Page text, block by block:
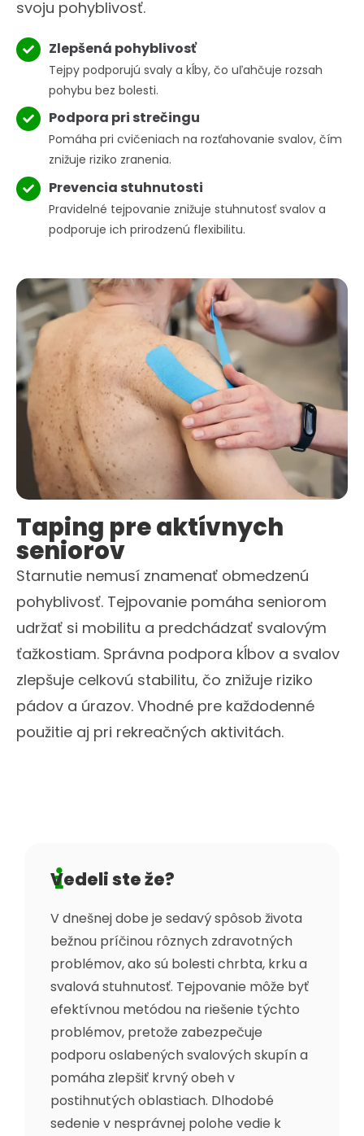
svoju pohyblivosť.
Zlepšená pohyblivosť
Tejpy podporujú svaly a kĺby, čo uľahčuje rozsah
pohybu bez bolesti.
Podpora pri strečingu
Pomáha pri cvičeniach na rozťahovanie svalov, čím
znižuje riziko zranenia.
Prevencia stuhnutosti
Pravidelné tejpovanie znižuje stuhnutosť svalov a
podporuje ich prirodzenú flexibilitu.
Taping pre aktívnych
seniorov
Starnutie nemusí znamenať obmedzenú
pohyblivosť. Tejpovanie pomáha seniorom
udržať si mobilitu a predchádzať svalovým
ťažkostiam. Správna podpora kĺbov a svalov
zlepšuje celkovú stabilitu, čo znižuje riziko
pádov a úrazov. Vhodné pre každodenné
použitie aj pri rekreačných aktivitách.
Vedeli ste že?
V dnešnej dobe je sedavý spôsob života
bežnou príčinou rôznych zdravotných
problémov, ako sú bolesti chrbta, krku a
svalová stuhnutosť. Tejpovanie môže byť
efektívnou metódou na riešenie týchto
problémov, pretože zabezpečuje
podporu oslabených svalových skupín a
pomáha zlepšiť krvný obeh v
postihnutých oblastiach. Dlhodobé
sedenie v nesprávnej polohe vedie k